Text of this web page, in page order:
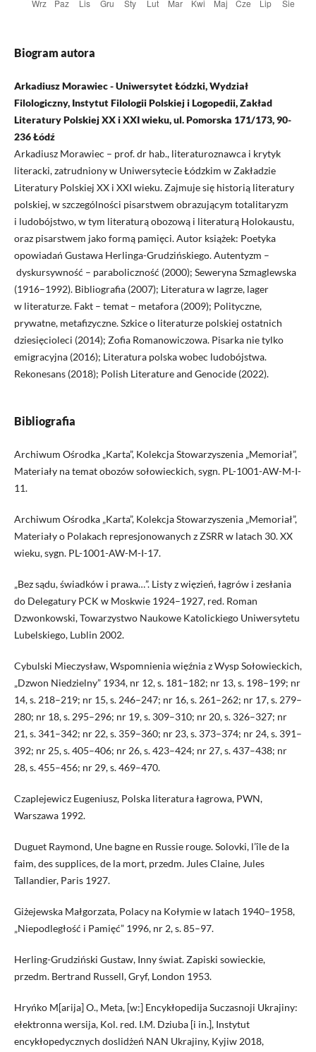
Biogram autora
Arkadiusz Morawiec - Uniwersytet Łódzki, Wydział
Filologiczny, Instytut Filologii Polskiej i Logopedii, Zakład
Literatury Polskiej XX i XXI wieku, ul. Pomorska 171/173, 90-
236 Łódź
Arkadiusz Morawiec – prof. dr hab., literaturoznawca i krytyk
literacki, zatrudniony w Uniwersytecie Łódzkim w Zakładzie
Literatury Polskiej XX i XXI wieku. Zajmuje się historią literatury
polskiej, w szczególności pisarstwem obrazującym totalitaryzm
i ludobójstwo, w tym literaturą obozową i literaturą Holokaustu,
oraz pisarstwem jako formą pamięci. Autor książek: Poetyka
opowiadań Gustawa Herlinga-Grudzińskiego. Autentyzm –
dyskursywność – paraboliczność (2000); Seweryna Szmaglewska
(1916–1992). Bibliografia (2007); Literatura w lagrze, lager
w literaturze. Fakt – temat – metafora (2009); Polityczne,
prywatne, metafizyczne. Szkice o literaturze polskiej ostatnich
dziesięcioleci (2014); Zofia Romanowiczowa. Pisarka nie tylko
emigracyjna (2016); Literatura polska wobec ludobójstwa.
Rekonesans (2018); Polish Literature and Genocide (2022).
Bibliografia
Archiwum Ośrodka „Karta”, Kolekcja Stowarzyszenia „Memoriał”,
Materiały na temat obozów sołowieckich, sygn. PL-1001-AW-M-I-
11.
Archiwum Ośrodka „Karta”, Kolekcja Stowarzyszenia „Memoriał”,
Materiały o Polakach represjonowanych z ZSRR w latach 30. XX
wieku, sygn. PL-1001-AW-M-I-17.
„Bez sądu, świadków i prawa…”. Listy z więzień, łagrów i zesłania
do Delegatury PCK w Moskwie 1924–1927, red. Roman
Dzwonkowski, Towarzystwo Naukowe Katolickiego Uniwersytetu
Lubelskiego, Lublin 2002.
Cybulski Mieczysław, Wspomnienia więźnia z Wysp Sołowieckich,
„Dzwon Niedzielny” 1934, nr 12, s. 181–182; nr 13, s. 198–199; nr
14, s. 218–219; nr 15, s. 246–247; nr 16, s. 261–262; nr 17, s. 279–
280; nr 18, s. 295–296; nr 19, s. 309–310; nr 20, s. 326–327; nr
21, s. 341–342; nr 22, s. 359–360; nr 23, s. 373–374; nr 24, s. 391–
392; nr 25, s. 405–406; nr 26, s. 423–424; nr 27, s. 437–438; nr
28, s. 455–456; nr 29, s. 469–470.
Czaplejewicz Eugeniusz, Polska literatura łagrowa, PWN,
Warszawa 1992.
Duguet Raymond, Une bagne en Russie rouge. Solovki, l’île de la
faim, des supplices, de la mort, przedm. Jules Claine, Jules
Tallandier, Paris 1927.
Giżejewska Małgorzata, Polacy na Kołymie w latach 1940–1958,
„Niepodległość i Pamięć” 1996, nr 2, s. 85–97.
Herling-Grudziński Gustaw, Inny świat. Zapiski sowieckie,
przedm. Bertrand Russell, Gryf, London 1953.
Hryńko M[arija] O., Meta, [w:] Encykłopedija Suczasnoji Ukrajiny:
ełektronna wersija, Kol. red. I.M. Dziuba [i in.], Instytut
encykłopedycznych doslidżeń NAN Ukrajiny, Kyjiw 2018,